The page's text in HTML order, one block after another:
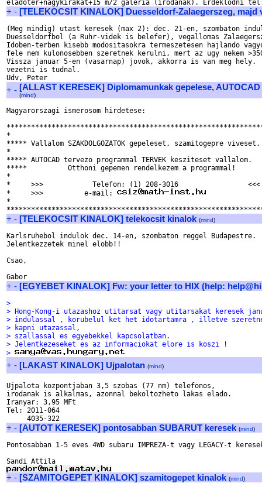
+ - [TELEKOCSIT KINALOK] Duesseldorf-Zalaegerszeg, majd
(Meg mindig) utast keresek (max 2): dec. 21-en, szombaton
Duesseldorfbol (a Ruhr-videk is belefer), vegallomas
Idoben-terben kisebb modositasokra termeszetesen hajlando
fele nem kulonosebben szeretnek kerulni, mert az ugy nekem
Vissza januar 5-en (vasarnap) jovok, akkorra is van meg hely.
vezetni is tudnal.
+ - [ALLAST KERESEK] Diplomamunkak gepelese,
(mind)
Magyarorszagi ismerosom hirdetese:
*
***** Vallalom SZAKDOLGOZATOK gepeleset, szamitogepre
*
***** AUTOCAD tervezo programmal TERVEK kesziteset
*****          Otthoni gepemen rendelkezem a programmal!
*
*     >>>            Telefon: (1) 208-3016
*     >>>          e-mail:
*
+ - [TELEKOCSIT KINALOK] telekocsit kinalok (mind)
Karlsruhebol indulok dec. 14-en, szombaton reggel Budapestre.
Jelentkezzetek minel elobb!!
Csao,
+ - [EGYEBET KINALOK] Fw: your letter to HIX (help: help@hi
>
> Hong-Kong-i utazashoz utitarsat vagy utitarsakat keresek
> indulassal , korubelul ket het idotartamra , illetve
> kapni utazassal,
> szallassal es egyebekkel kapcsolatban.
> Jelentkezeseket es az informaciokat elore is koszi !
>
+ - [LAKAST KINALOK] Ujpalotan (mind)
Ujpalota kozpontjaban 3,5 szobas (77 nm) telefonos,
irodanak is alkalmas, azonnal bekoltozheto lakas elado.
Iranyar: 3,95 MFt
Tel: 2011-064
+ - [AUTOT KERESEK] pontosabban SUBARUT keresek (mind)
Pontosabban 1-5 eves 4WD subaru IMPREZA-t vagy LEGACY-t
+ - [SZAMITOGEPET KINALOK] szamitogepet kinalok (mind)